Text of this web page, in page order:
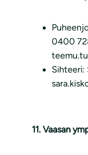
0400
Sihteeri:
11. Vaasan